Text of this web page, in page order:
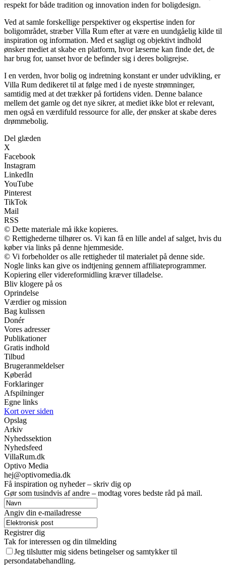
respekt for både tradition og innovation inden for boligdesign.
Ved at samle forskellige perspektiver og ekspertise inden for
boligområdet, stræber Villa Rum efter at være en uundgåelig kilde til
inspiration og information. Med et sagligt og objektivt indhold
ønsker mediet at skabe en platform, hvor læserne kan finde det, de
har brug for, uanset hvor de befinder sig i deres boligrejse.
I en verden, hvor bolig og indretning konstant er under udvikling, er
Villa Rum dedikeret til at følge med i de nyeste strømninger,
samtidig med at det trækker på fortidens viden. Denne balance
mellem det gamle og det nye sikrer, at mediet ikke blot er relevant,
men også en værdifuld ressource for alle, der ønsker at skabe deres
drømmebolig.
Del glæden
X
Facebook
Instagram
LinkedIn
YouTube
Pinterest
TikTok
Mail
RSS
© Dette materiale må ikke kopieres.
© Rettighederne tilhører os. Vi kan få en lille andel af salget, hvis du
køber via links på denne hjemmeside.
© Vi forbeholder os alle rettigheder til materialet på denne side.
Nogle links kan give os indtjening gennem affiliateprogrammer.
Kopiering eller videreformidling kræver tilladelse.
Bliv klogere på os
Oprindelse
Værdier og mission
Bag kulissen
Donér
Vores adresser
Publikationer
Gratis indhold
Tilbud
Brugeranmeldelser
Køberåd
Forklaringer
Afspilninger
Egne links
Kort over siden
Opslag
Arkiv
Nyhedssektion
Nyhedsfeed
VillaRum.dk
Optivo Media
hej@optivomedia.dk
Få inspiration og nyheder – skriv dig op
Gør som tusindvis af andre – modtag vores bedste råd på mail.
Angiv din e-mailadresse
Registrer dig
Tak for interessen og din tilmelding
Jeg tilslutter mig sidens betingelser og samtykker til
persondatabehandling.